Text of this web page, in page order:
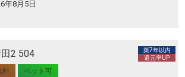
年8月5日
2 504
築7年以内
還元率UP
料 ペット可